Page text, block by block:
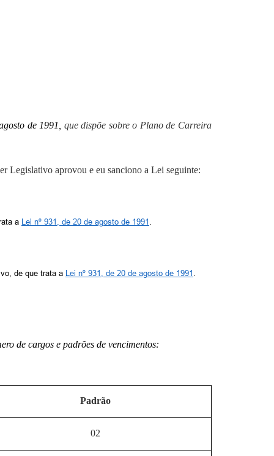
de 1991, que dispõe sobre o Plano de Carreira
Legislativo aprovou e eu sanciono a Lei seguinte:
a Lei nº 931, de 20 de agosto de 1991 .
de que trata a Lei nº 931, de 20 de agosto de 1991 .
de cargos e padrões de vencimentos:
Padrão
02